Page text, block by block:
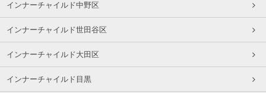
インナーチャイルド中野区
インナーチャイルド世田谷区
インナーチャイルド大田区
インナーチャイルド目黒